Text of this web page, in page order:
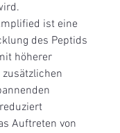
ist eine
des Peptids
höherer
Auftreten von